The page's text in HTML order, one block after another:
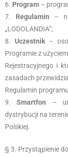
Program –
Regulamin –
„LODOLANDIA”;
Uczestnik –
Programie z
Rejestracyjnego i
zasadach
Regulamin
Smartfon –
dystrybucji na
Polskiej.
§ 3. Przystąpienie